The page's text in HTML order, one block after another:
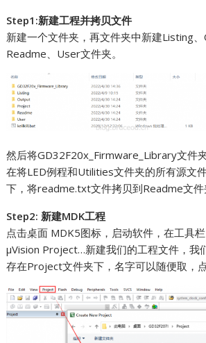
Step1:新建工程并拷贝文件
新建一个文件夹，再文件夹中新建Listing
Readme、User文件夹。
然后将GD32F20x_Firmware_Library文件
在将LED例程和Utilities文件夹的所有源文
下，将readme.txt文件拷贝到Readme文件
Step2: 新建MDK工程
点击桌面 MDK5图标，启动软件，在工具
μVision Project…新建我们的工程文件，我
存在Project文件夹下，名字可以随便取，点